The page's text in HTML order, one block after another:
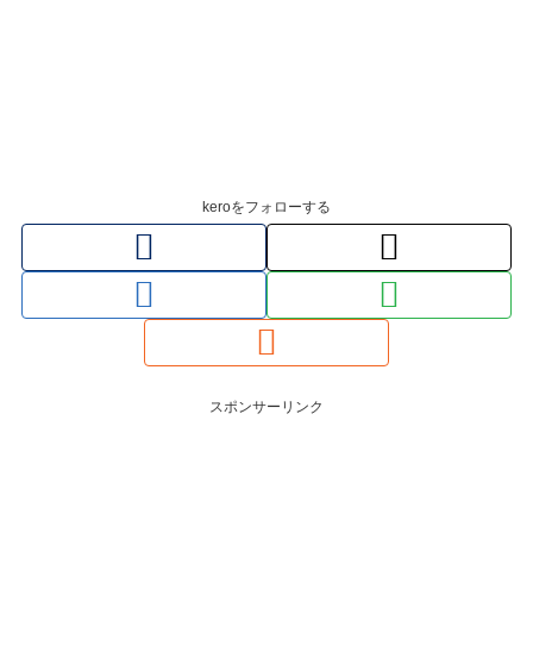
keroをフォローする
スポンサーリンク